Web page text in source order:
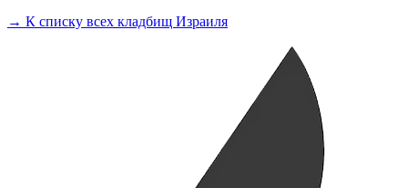
→ К списку всех кладбищ Израиля